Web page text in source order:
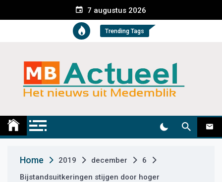
e
t
7 augustus 2026
Trending Tags
Medemblik Actueel
Home 2019 december
6
Bijstandsuitkeringen stijgen door hoger